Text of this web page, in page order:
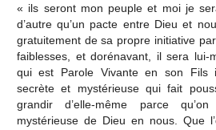
« ils seront mon peuple et moi je
d’autre qu’un pacte entre Dieu et
gratuitement de sa propre initiative
faiblesses, et dorénavant, il sera lui-
qui est Parole Vivante en son Fils
secrète et mystérieuse qui fait
grandir d’elle-même parce
mystérieuse de Dieu en nous. Que